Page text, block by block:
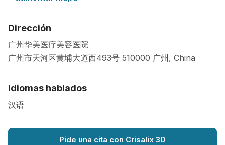
Dirección
广州华美医疗美容医院
广州市天河区黄埔大道西493号 510000 广州 , China
Idiomas hablados
汉语
Pide una cita con Crisalix 3D